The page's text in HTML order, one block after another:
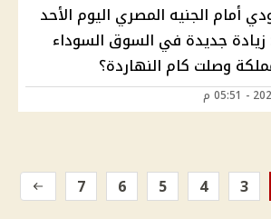
أمام الجنيه المصري اليوم الأحد
ديسمبر 2024: زيادة جديدة في السوق السوداء
وصلت كام النهاردة؟
3
4
5
6
7